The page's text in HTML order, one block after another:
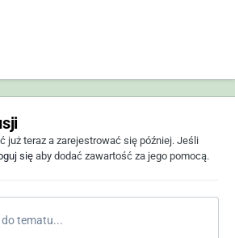
już teraz a zarejestrować się później. Jeśli
się aby dodać zawartość za jego pomocą.
tematu...